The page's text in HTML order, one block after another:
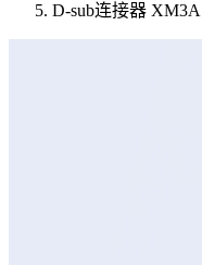
D-sub连接器 XM3A